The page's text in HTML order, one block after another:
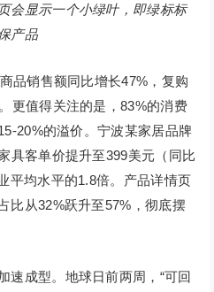
会显示一个小绿叶，即绿标标
产品
品销售额同比增长47%，复购
更值得关注的是，83%的消费
20%的溢价。宁波某家居品牌
具客单价提升至399美元（同比
平均水平的1.8倍。产品详情页
比从32%跃升至57%，彻底摆
速成型。地球日前两周，“可回